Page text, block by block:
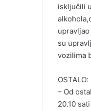
isključili
su
vozilima
OSTALO:
– Od
20.10